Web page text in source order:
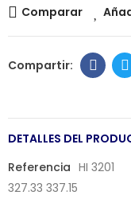
Comparar
DETALLES DEL
Referencia HI 3201
327.33 337.15